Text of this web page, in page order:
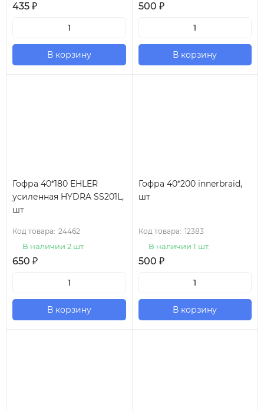
435 ₽
В корзину
500 ₽
В корзину
Гофра 40*180 EHLER
усиленная HYDRA SS201L,
шт
Код товара: 24462
В наличии 2 шт.
650 ₽
В корзину
Гофра 40*200 innerbraid,
шт
Код товара: 12383
В наличии 1 шт.
500 ₽
В корзину